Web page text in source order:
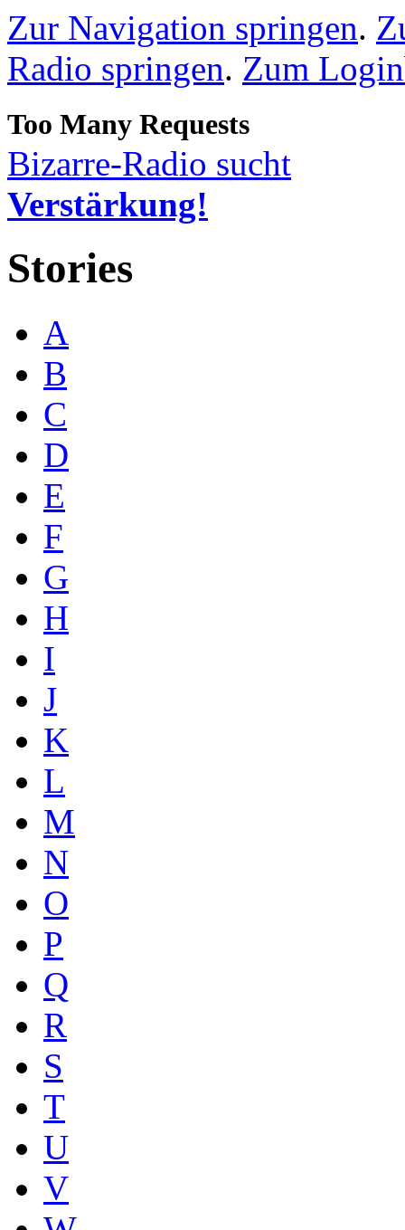
Zur Navigation springen.
Radio springen. Zum
Bizarre-Radio sucht
Verstärkung!
Stories
A
B
C
D
E
F
G
H
I
J
K
L
M
N
O
P
Q
R
S
T
U
V